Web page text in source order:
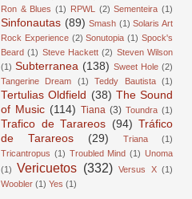
Ron & Blues (1) RPWL (2) Sementeira (1)
Sinfonautas (89) Smash (1) Solaris Art
Rock Experience (2) Sonutopia (1) Spock's
Beard (1) Steve Hackett (2) Steven Wilson
(1) Subterranea (138) Sweet Hole (2)
Tangerine Dream
(1) Teddy Bautista (1)
Tertulias Oldfield (38) The Sound
of Music (114) Tiana (3) Toundra (1)
Trafico de Tarareos (94) Tráfico
de Tarareos
(29) Triana
(1)
Tricantropus (1) Troubled Mind (1) Unoma
(1)
Vericuetos (332) Versus X (1)
Woobler (1) Yes (1)